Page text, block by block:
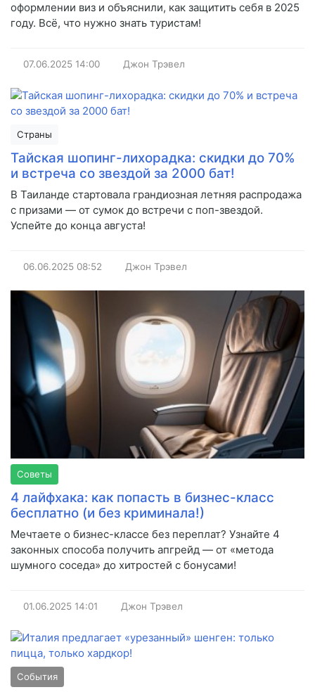
оформлении виз и объяснили, как защитить себя в 2025
году. Всё, что нужно знать туристам!
07.06.2025 14:00 Джон Трэвел
Страны
Тайская шопинг-лихорадка: скидки до 70%
и встреча со звездой за 2000 бат!
В Таиланде стартовала грандиозная летняя распродажа
с призами — от сумок до встречи с поп-звездой.
Успейте до конца августа!
06.06.2025 08:52 Джон Трэвел
Советы
4 лайфхака: как попасть в бизнес-класс
бесплатно (и без криминала!)
Мечтаете о бизнес-классе без переплат? Узнайте 4
законных способа получить апгрейд — от «метода
шумного соседа» до хитростей с бонусами!
01.06.2025 14:01 Джон Трэвел
События